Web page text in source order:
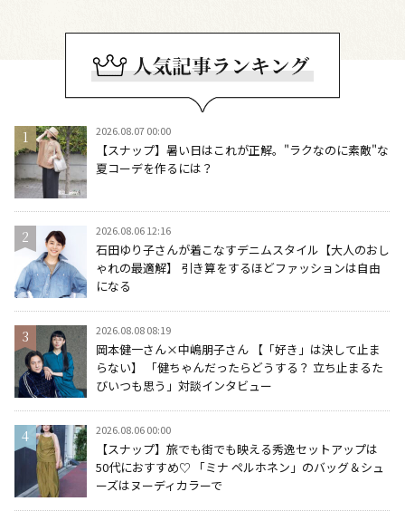
2026.08.07 00:00
【スナップ】暑い日はこれが正解。"ラクなのに素敵"な
夏コーデを作るには？
2026.08.06 12:16
石田ゆり子さんが着こなすデニムスタイル【大人のおし
ゃれの最適解】 引き算をするほどファッションは自由
になる
2026.08.08 08:19
岡本健一さん×中嶋朋子さん 【「好き」は決して止ま
らない】 「健ちゃんだったらどうする？ 立ち止まるた
びいつも思う」対談インタビュー
2026.08.06 00:00
【スナップ】旅でも街でも映える秀逸セットアップは
50代におすすめ♡ 「ミナ ペルホネン」のバッグ＆シュ
ーズはヌーディカラーで